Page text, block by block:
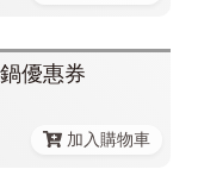
優惠券
加入購物車